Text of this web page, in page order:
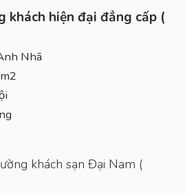
khách hiện đại đẳng cấp (
Nhã